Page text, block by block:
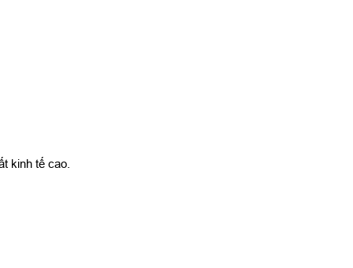
kinh tế cao.